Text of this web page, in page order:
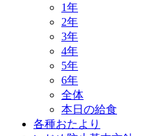
1年
2年
3年
4年
5年
6年
全体
本日の給食
各種おたより